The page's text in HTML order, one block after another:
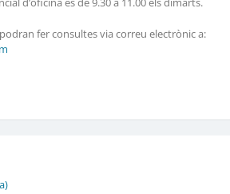
fer consultes via correu electrònic a: